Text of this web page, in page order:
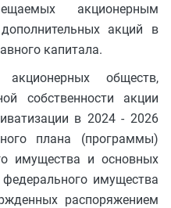
акционерным
акций в
капитала.
обществ,
собственности акции
в 2024 - 2026
плана (программы)
имущества и основных
имущества
распоряжением